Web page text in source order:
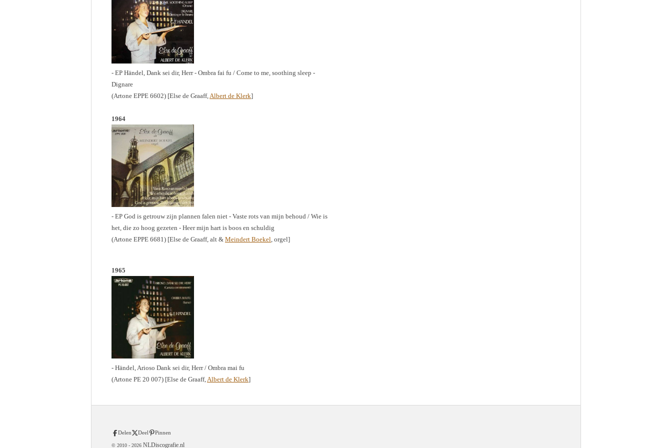
- EP Händel, Dank sei dir, Herr - Ombra fai fu / Come to me, soothing sleep -
Dignare
(Artone EPPE 6602) [Else de Graaff,Albert de Klerk]
1964
- EP God is getrouw zijn plannen falen niet - Vaste rots van mijn behoud / Wie is
het, die zo hoog gezeten - Heer mijn hart is boos en schuldig
(Artone EPPE 6681) [Else de Graaff, alt & Meindert Boekel, orgel]
1965
- Händel, Arioso Dank sei dir, Herr / Ombra mai fu
(Artone PE 20 007) [Else de Graaff,Albert de Klerk]
Delen Deel Pinnen
© 2010 - 2026 NLDiscografie.nl